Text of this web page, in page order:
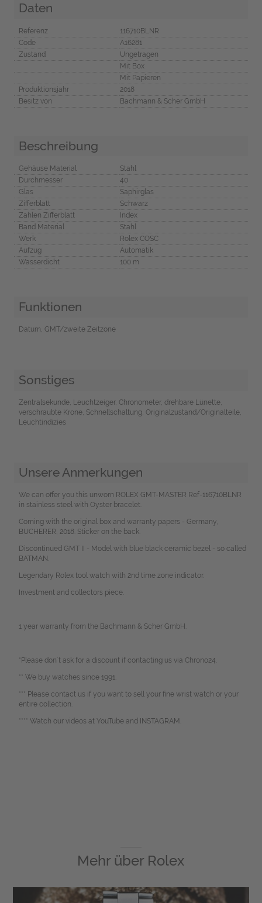
Daten
Referenz
116710BLNR
Code
A16281
Zustand
Ungetragen
Mit Box
Mit Papieren
Produktionsjahr
2018
Besitz von
Bachmann & Scher GmbH
Beschreibung
Gehäuse Material
Stahl
Durchmesser
40
Glas
Saphirglas
Zifferblatt
Schwarz
Zahlen Zifferblatt
Index
Band Material
Stahl
Werk
Rolex COSC
Aufzug
Automatik
Wasserdicht
100 m
Funktionen
Datum, GMT/zweite Zeitzone
Sonstiges
Zentralsekunde, Leuchtzeiger, Chronometer, drehbare Lünette,
verschraubte Krone, Schnellschaltung, Originalzustand/Originalteile,
Leuchtindizies
Unsere Anmerkungen
We can offer you this unworn ROLEX GMT-MASTER Ref-116710BLNR
in stainless steel with Oyster bracelet.
Coming with the original box and warranty papers - Germany,
BUCHERER, 2018. Sticker on the back.
Discontinued GMT II - Model with blue black ceramic bezel - so called
BATMAN.
Legendary Rolex tool watch with 2nd time zone indicator.
Investment and collectors piece.
1 year warranty from the Bachmann & Scher GmbH.
*Please don`t ask for a discount if contacting us via Chrono24.
** We buy watches since 1991.
*** Please contact us if you want to sell your fine wrist watch or your
entire collection.
**** Watch our videos at YouTube and INSTAGRAM.
Mehr über Rolex